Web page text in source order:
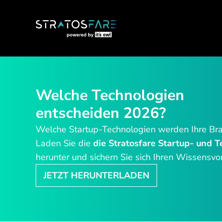
Welche Technologien
entscheiden 2026?
Welche Startup-Technologien werden Ihre
Laden Sie die die Stratosfare Startup- und
herunter und sichern Sie sich Ihren
JETZT HERUNTERLADEN